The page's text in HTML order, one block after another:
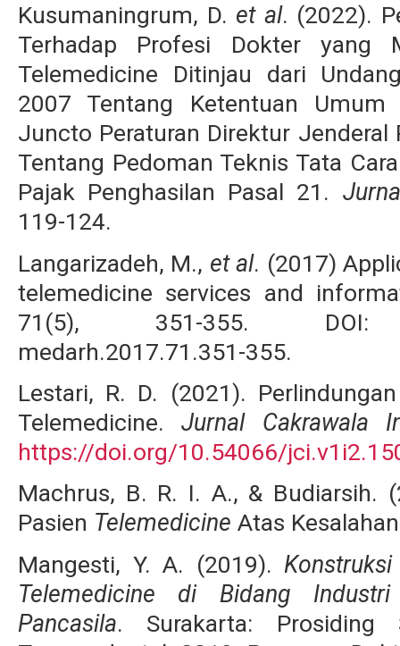
Kusumaningrum, D. et al. (2022).
Terhadap Profesi Dokter yang
Telemedicine Ditinjau dari
2007 Tentang Ketentuan
Juncto Peraturan Direktur
Tentang Pedoman Teknis Tata
Pajak Penghasilan Pasal 21.
119-124.
Langarizadeh, M., et al. (2017)
telemedicine services and
71(5), 351-355. DOI:
medarh.2017.71.351-355.
Lestari, R. D. (2021).
Telemedicine.Jurnal Cakrawala
https://doi.org/10.54066/
Machrus, B. R. I. A., & Budiarsih.
Pasien Telemedicine Atas
Mangesti, Y. A. (2019).
Telemedicine di Bidang
Pancasila. Surakarta: Prosiding